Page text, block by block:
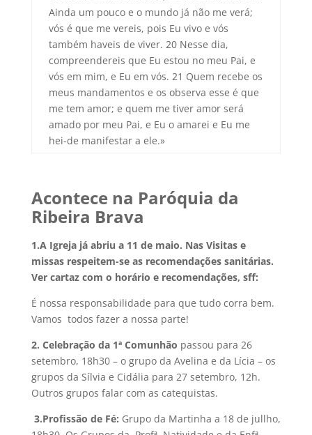
Ainda um pouco e o mundo já não me verá;
vós é que me vereis, pois Eu vivo e vós
também haveis de viver. 20 Nesse dia,
compreendereis que Eu estou no meu Pai, e
vós em mim, e Eu em vós. 21 Quem recebe os
meus mandamentos e os observa esse é que
me tem amor; e quem me tiver amor será
amado por meu Pai, e Eu o amarei e Eu me
hei-de manifestar a ele.»
Acontece na Paróquia da
Ribeira Brava
1.A Igreja já abriu a 11 de maio. Nas Visitas e
missas respeitem-se as recomendações sanitárias.
Ver cartaz com o horário e recomendações, sff:
É nossa responsabilidade para que tudo corra bem.
Vamos todos fazer a nossa parte!
2. Celebração da 1ª Comunhão passou para 26
setembro, 18h30 – o grupo da Avelina e da Lícia – os
grupos da Sílvia e Cidália para 27 setembro, 12h.
Outros grupos falar com as catequistas.
3.Profissão de Fé: Grupo da Martinha a 18 de jullho,